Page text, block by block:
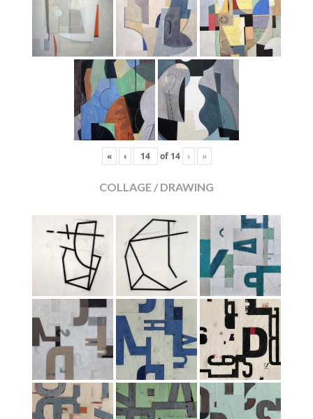
« ‹ of 14 › »
COLLAGE / DRAWING